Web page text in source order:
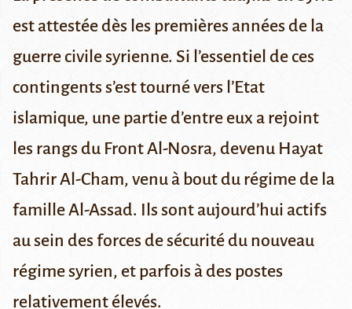
est attestée dès les premières années de la
guerre civile syrienne. Si l’essentiel de ces
contingents s’est tourné vers l’Etat
islamique, une partie d’entre eux a rejoint
les rangs du Front Al-Nosra, devenu Hayat
Tahrir Al-Cham, venu à bout du régime de la
famille Al-Assad. Ils sont aujourd’hui actifs
au sein des forces de sécurité du nouveau
régime syrien, et parfois à des postes
relativement élevés.